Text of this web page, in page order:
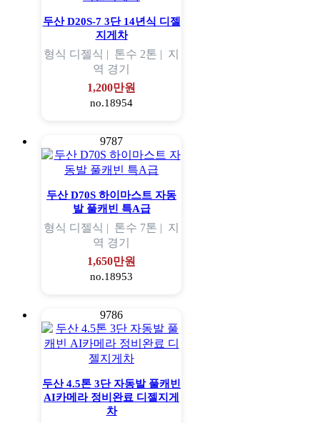
두산 D20S-7 3단 14년식 디젤
지게차
형식 디젤식 | 톤수 2톤 | 지
역 경기
1,200만원
no.18954
9787
두산 D70S 하이마스트 자동
발 풀캐빈 특A급
형식 디젤식 | 톤수 7톤 | 지
역 경기
1,650만원
no.18953
9786
두산 4.5톤 3단 자동발 풀캐빈
AI카메라 정비완료 디젤지게
차